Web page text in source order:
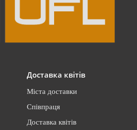
Доставка квітів
Міста доставки
Співпраця
Доставка квітів